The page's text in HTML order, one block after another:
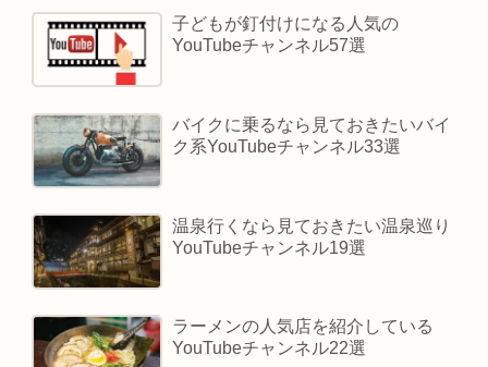
子どもが釘付けになる人気の
YouTubeチャンネル57選
バイクに乗るなら見ておきたいバイ
ク系YouTubeチャンネル33選
温泉行くなら見ておきたい温泉巡り
YouTubeチャンネル19選
ラーメンの人気店を紹介している
YouTubeチャンネル22選